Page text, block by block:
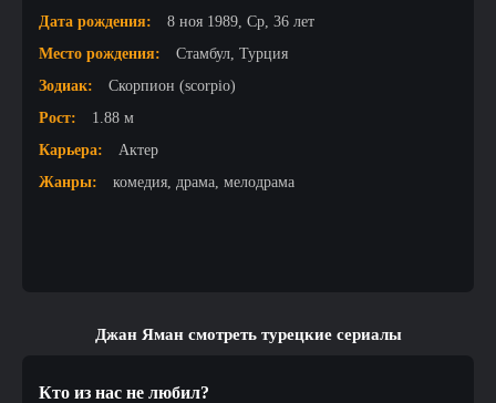
Дата рождения:
8 ноя 1989, Ср, 36 лет
Место рождения:
Стамбул, Турция
Зодиак:
Скорпион (scorpio)
Рост:
1.88 м
Карьера:
Актер
Жанры:
комедия, драма, мелодрама
Джан Яман смотреть турецкие сериалы
Кто из нас не любил?